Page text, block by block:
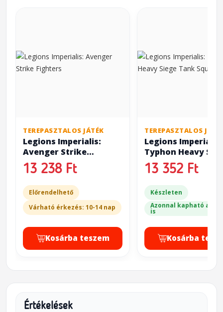
TEREPASZTALOS JÁTÉK
Legions Imperialis:
Avenger Strike
Fighters
13 238 Ft
Előrendelhető
Várható érkezés: 10-14 nap
Kosárba teszem
TEREPASZTALOS
Legions Imperialis:
Typhon Heavy
Tank Squadron
13 352 Ft
Készleten
Azonnal kapható a
is
Kosárba
Értékelések